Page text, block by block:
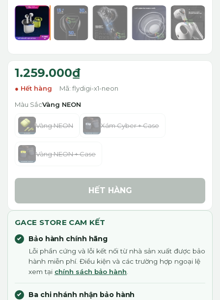
1.259.000₫
Hết hàng Mã: flydigi-x1-neon
Màu SắcVàng NEON
Vàng NEON Xám Cyber + Case
Vàng NEON + Case
HẾT HÀNG
GACE STORE CAM KẾT
Bảo hành chính hãng
Lỗi phần cứng và lỗi kết nối từ nhà sản xuất được bảo
hành miễn phí. Điều kiện và các trường hợp ngoại lệ
xem tại chính sách bảo hành
Ba chi nhánh nhận bảo hành